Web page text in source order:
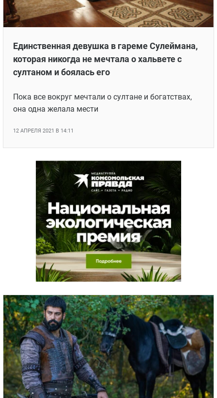
МЕЛОДРАМЫ
ИСПАНИЯ
СВЕТСКИЕ НОВОСТИ
ТЕСТЫ
СПОЙЛЕРЫ ИЗ СЕРИАЛОВ
Единственная девушка в гареме Сулеймана,
которая никогда не мечтала о хальвете с
султаном и боялась его
Пока все вокруг мечтали о султане и богатствах,
она одна желала мести
12 АПРЕЛЯ 2021 В 14:11